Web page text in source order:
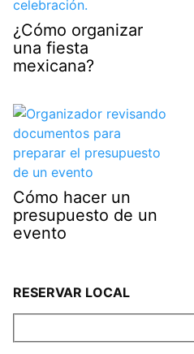
¿Cómo organizar
una fiesta
mexicana?
Cómo hacer un
presupuesto de un
evento
RESERVAR LOCAL